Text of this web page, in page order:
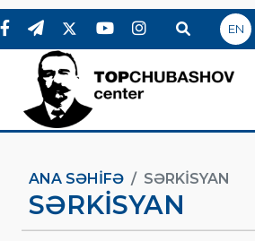
EN
ANA SƏHIFƏ SƏRKISYAN
SƏRKISYAN